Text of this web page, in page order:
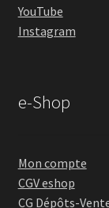
YouTube
Instagram
e-Shop
Mon compte
CGV eshop
CG Dépôts-